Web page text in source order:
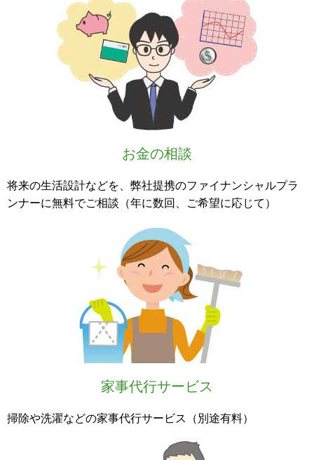
お金の相談
将来の生活設計などを、弊社提携のファイナンシャルプラ
ンナーに無料でご相談（年に数回、ご希望に応じて）
家事代行サービス
掃除や洗濯などの家事代行サービス（別途有料）